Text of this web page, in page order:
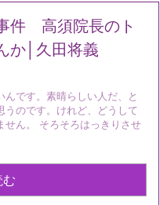
件 高須院長のト
か│久田将義
です。素晴らしい人だ、と
うのです。けれど、どうして
せん。 そろそろはっきりさせ